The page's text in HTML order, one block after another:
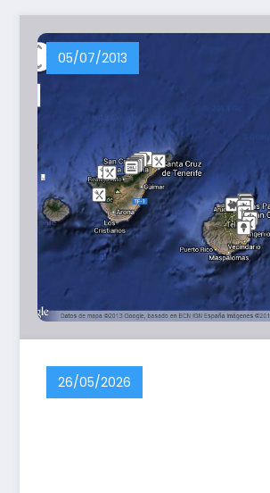
05/07/2013
26/05/2026